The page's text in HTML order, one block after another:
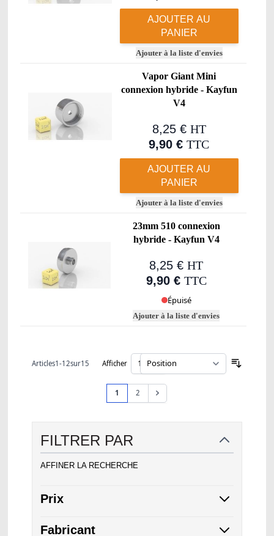
AJOUTER AU
PANIER
Ajouter à la liste d'envies
Vapor Giant Mini
connexion hybride - Kayfun
V4
8,25 € HT
9,90 € TTC
AJOUTER AU
PANIER
Ajouter à la liste d'envies
23mm 510 connexion
hybride - Kayfun V4
8,25 € HT
9,90 € TTC
Épuisé
Ajouter à la liste d'envies
Articles1 -12sur15
Page
Vous lisez actuellement la page
1 Page
2 Page
Afficher
par page Trier par
FILTRER PAR
AFFINER LA RECHERCHE
Prix
Fabricant